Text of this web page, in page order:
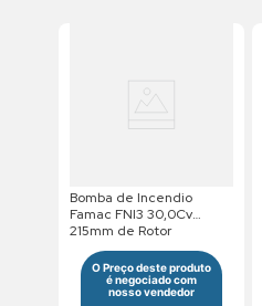
Bomba de Incendio
Famac FNI3 30,0Cv
215mm de Rotor
380/660V Trifasico Saída
Roscada
O Preço deste produto
é negociado com
nosso vendedor